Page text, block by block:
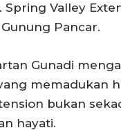
Valley
Pancar.
Gunadi
memadukan
bukan
hayati.